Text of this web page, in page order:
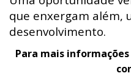
que enxergam além,
desenvolvimento.
Para mais